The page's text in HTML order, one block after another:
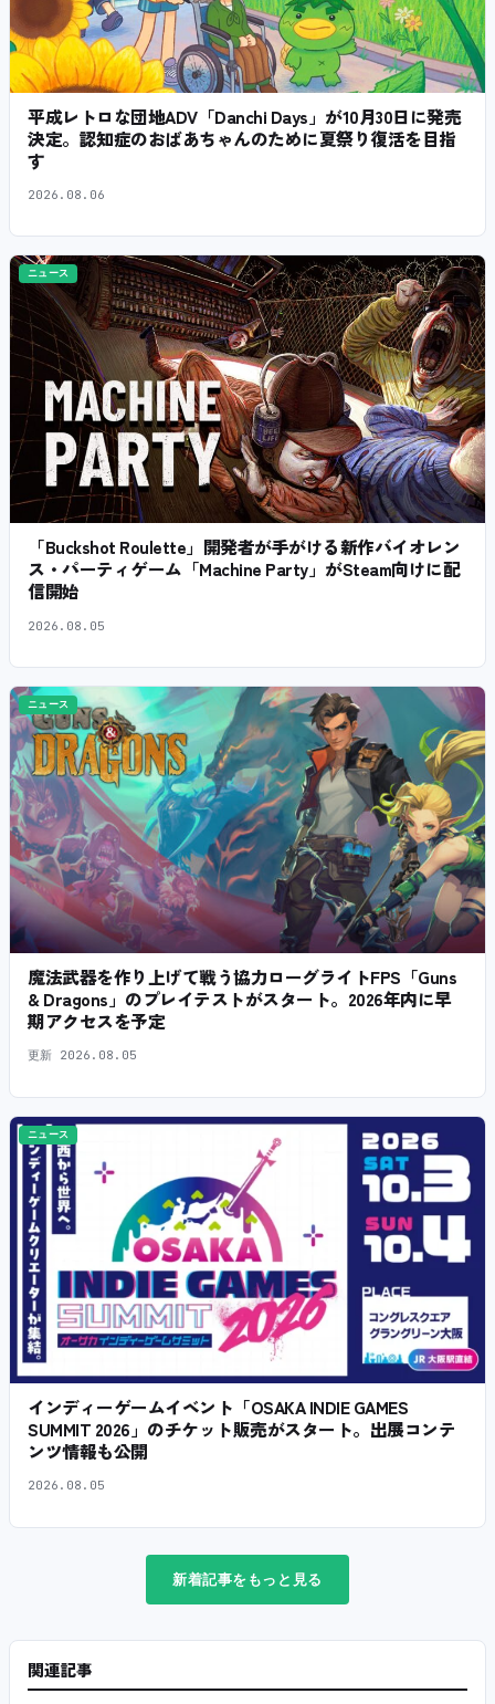
平成レトロな団地ADV「Danchi Days」が10月30日に発売
決定。認知症のおばあちゃんのために夏祭り復活を目指
す
2026.08.06
ニュース
「Buckshot Roulette」開発者が手がける新作バイオレン
ス・パーティゲーム「Machine Party」がSteam向けに配
信開始
2026.08.05
ニュース
魔法武器を作り上げて戦う協力ローグライトFPS「Guns
& Dragons」のプレイテストがスタート。2026年内に早
期アクセスを予定
更新 2026.08.05
ニュース
インディーゲームイベント「OSAKA INDIE GAMES
SUMMIT 2026」のチケット販売がスタート。出展コンテ
ンツ情報も公開
2026.08.05
新着記事をもっと見る
関連記事